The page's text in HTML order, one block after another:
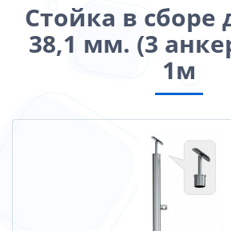
Стойка в сборе
38,1 мм. (3
1м